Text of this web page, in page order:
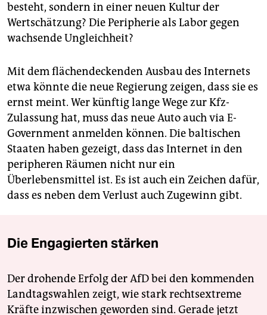
besteht, sondern in einer neuen Kultur der
Wertschätzung? Die Peripherie als Labor gegen
wachsende Ungleichheit?
Mit dem flächendeckenden Ausbau des Internets
etwa könnte die neue Regierung zeigen, dass sie es
ernst meint. Wer künftig lange Wege zur Kfz-
Zulassung hat, muss das neue Auto auch via E-
Government anmelden können. Die baltischen
Staaten haben gezeigt, dass das Internet in den
peripheren Räumen nicht nur ein
Überlebensmittel ist. Es ist auch ein Zeichen dafür,
dass es neben dem Verlust auch Zugewinn gibt.
Die Engagierten stärken
Der drohende Erfolg der AfD bei den kommenden
Landtagswahlen zeigt, wie stark rechtsextreme
Kräfte inzwischen geworden sind. Gerade jetzt